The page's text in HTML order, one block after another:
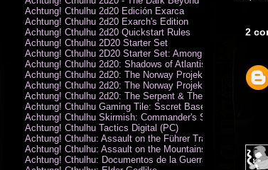
2
Achtung! Cthulhu 2d20 Edición Exarca
Achtung! Cthulhu 2d20 Exarch's Edition
Achtung! Cthulhu 2d20 Quickstart Rules
Achtung! Cthulhu 2D20 Starter Set
Achtung! Cthulhu 2D20 Starter Set: Among the Wolves
Achtung! Cthulhu 2d20: Shadows of Atlantis
Achtung! Cthulhu 2d20: The Norway Projekt
Achtung! Cthulhu 2d20: The Norway Projekt (PDF)
Achtung! Cthulhu 2d20: The Serpent & The Sands
Achtung! Cthulhu Gaming Tile: Sscret Base & Icy Ruins
Achtung! Cthulhu Skirmish: Commander's Set
Achtung! Cthulhu Tactics Digital (PC)
Achtung! Cthulhu: Assault on the Führer Train
Achtung! Cthulhu: Assault on the Mountains of Madness
Achtung! Cthulhu: Documentos de la Guerra Secreta